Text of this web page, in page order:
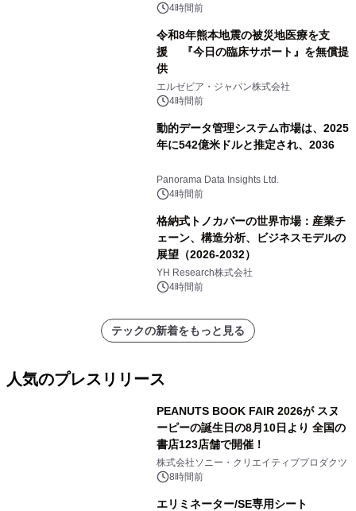
（2026年～2036年）
4時間前
令和8年熊本地震の被災地医療を支
援 『今日の臨床サポート』を無償提
供
エルゼビア・ジャパン株式会社
4時間前
動的データ管理システム市場は、2025
年に542億米ドルと推定され、2036
Panorama Data Insights Ltd.
4時間前
格納式トノカバーの世界市場：産業チ
ェーン、構造分析、ビジネスモデルの
展望（2026-2032）
YH Research株式会社
4時間前
テックの新着をもっと見る
人気のプレスリリース
PEANUTS BOOK FAIR 2026が スヌ
ーピーの誕生日の8月10日より 全国の
書店123店舗で開催！
株式会社ソニー・クリエイティブプロダクツ
8時間前
エリミネーター/SE専用シート